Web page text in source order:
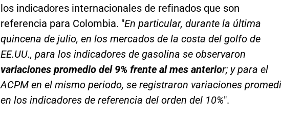
los indicadores internacionales de refinados que son
referencia para Colombia. "En particular, durante la última
quincena de julio, en los mercados de la costa del golfo de
EE.UU., para los indicadores de gasolina se observaron
variaciones promedio del 9% frente al mes anterior; y para el
ACPM en el mismo periodo, se registraron variaciones
en los indicadores de referencia del orden del 10%".